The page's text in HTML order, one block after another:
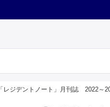
「レジデントノート」月刊誌 2022～